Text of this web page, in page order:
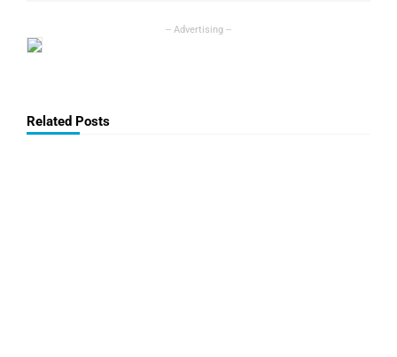
Related Posts